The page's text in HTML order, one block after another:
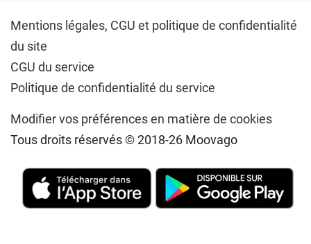
Mentions légales, CGU et politique de confidentialité
du site
CGU du service
Politique de confidentialité du service
Modifier vos préférences en matière de cookies
Tous droits réservés © 2018-26 Moovago